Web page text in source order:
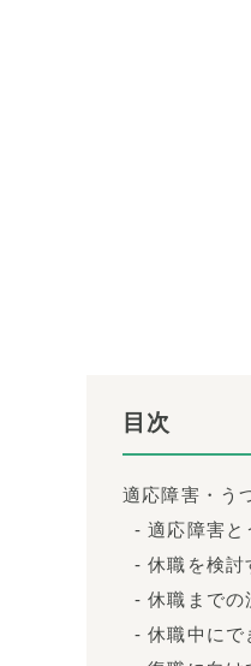
目次
適応障害・う
適応障害と
休職を検討
休職までの
休職中にで